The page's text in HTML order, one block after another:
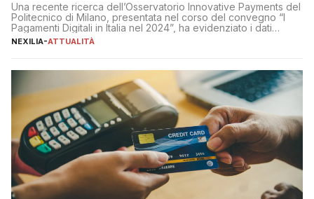
Una recente ricerca dell’Osservatorio Innovative Payments del
Politecnico di Milano, presentata nel corso del convegno “I
Pagamenti Digitali in Italia nel 2024”, ha evidenziato i dati
definitivi del primo semestre 2024 relativamente alle
NEXILIA-ATTUALITÀ